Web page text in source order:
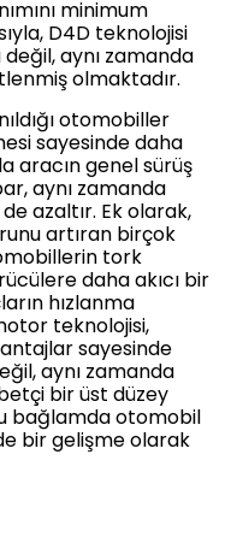
minimum
D4D teknolojisi
aynı zamanda
olmaktadır.
otomobiller
sayesinde daha
aracın genel sürüş
aynı zamanda
azaltır. Ek olarak,
artıran birçok
tork
daha akıcı bir
hızlanma
teknolojisi,
sayesinde
aynı zamanda
bir üst düzey
bağlamda otomobil
bir gelişme olarak